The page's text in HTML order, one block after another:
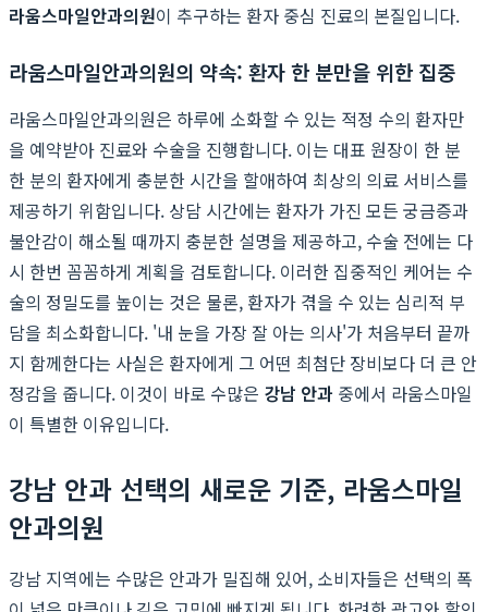
라움스마일안과의원이 추구하는 환자 중심 진료의 본질입니다.
라움스마일안과의원의 약속: 환자 한 분만을 위한 집중
라움스마일안과의원은 하루에 소화할 수 있는 적정 수의 환자만
을 예약받아 진료와 수술을 진행합니다. 이는 대표 원장이 한 분
한 분의 환자에게 충분한 시간을 할애하여 최상의 의료 서비스를
제공하기 위함입니다. 상담 시간에는 환자가 가진 모든 궁금증과
불안감이 해소될 때까지 충분한 설명을 제공하고, 수술 전에는 다
시 한번 꼼꼼하게 계획을 검토합니다. 이러한 집중적인 케어는 수
술의 정밀도를 높이는 것은 물론, 환자가 겪을 수 있는 심리적 부
담을 최소화합니다. '내 눈을 가장 잘 아는 의사'가 처음부터 끝까
지 함께한다는 사실은 환자에게 그 어떤 최첨단 장비보다 더 큰 안
정감을 줍니다. 이것이 바로 수많은 강남 안과 중에서 라움스마일
이 특별한 이유입니다.
강남 안과 선택의 새로운 기준, 라움스마일
안과의원
강남 지역에는 수많은 안과가 밀집해 있어, 소비자들은 선택의 폭